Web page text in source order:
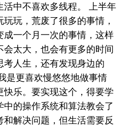
活中不喜欢多线程。 上半年
玩，荒废了很多的事情，
成一个月一次的事情，这样
会太大，也会有更多的时间
考人生，还有发现身边的
是更喜欢慢悠悠地做事情
快乐。要实现这个，得要学
中的操作系统和算法教会了
解决问题，但生活需要反